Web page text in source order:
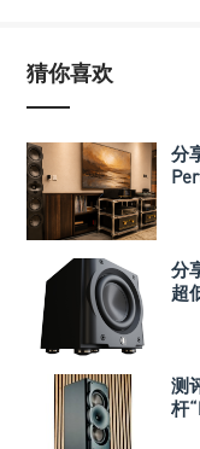
猜你喜欢
分
分
超
测
杆